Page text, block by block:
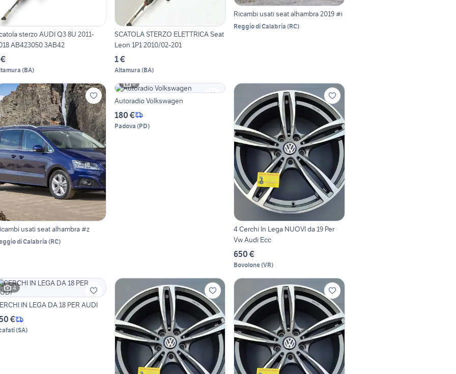
sterzo AUDI Q3 8U 2011-
AB423050 3AB42
(BA)
SCATOLA STERZO ELETTRICA Seat
Leon 1P1 2010/02-201
1 €
Altamura (BA)
Ricambi usati seat alhambra 2019 #i
Reggio di Calabria (RC)
usati seat alhambra #z
di Calabria (RC)
6
Autoradio Volkswagen
180 €
Padova (PD)
4 Cerchi In Lega NUOVI da 19 Per
Vw Audi Ecc
650 €
Bovolone(VR)
4
IN LEGA DA 18 PER AUDI
€
(SA)